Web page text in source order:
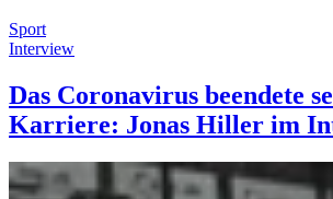
Sport
Interview
Das Coronavirus beendete
Karriere: Jonas Hiller im